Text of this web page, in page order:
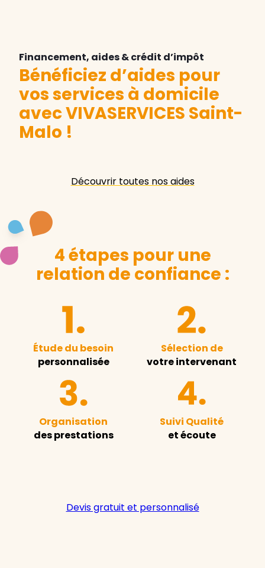
Financement, aides & crédit d’impôt
Bénéficiez d’aides pour
vos services à domicile
avec VIVASERVICES Saint-
Malo !
Découvrir toutes nos aides
4 étapes pour une
relation de confiance :
Étude du besoin
personnalisée
Sélection de
votre intervenant
Organisation
des prestations
Suivi Qualité
et écoute
Devis gratuit et personnalisé